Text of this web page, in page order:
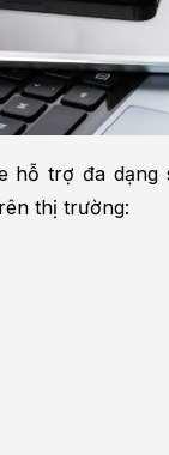
hỗ trợ đa dạng
thị trường: